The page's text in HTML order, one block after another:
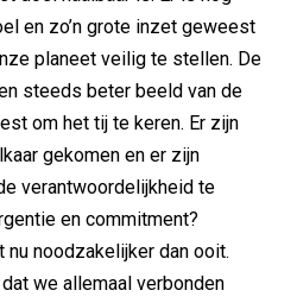
en zo’n grote inzet geweest
planeet veilig te stellen. De
steeds beter beeld van de
om het tij te keren. Er zijn
gekomen en er zijn
verantwoordelijkheid te
en commitment?
noodzakelijker dan ooit.
we allemaal verbonden